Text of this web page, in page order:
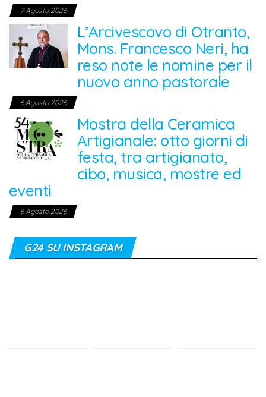
7 Agosto 2026
L’Arcivescovo di Otranto,
Mons. Francesco Neri, ha
reso note le nomine per il
nuovo anno pastorale
6 Agosto 2026
Mostra della Ceramica
Artigianale: otto giorni di
festa, tra artigianato,
cibo, musica, mostre ed
eventi
6 Agosto 2026
G24 SU INSTAGRAM